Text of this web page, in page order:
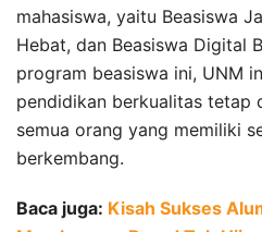
mahasiswa, yaitu Beasiswa
Hebat, dan Beasiswa Digital
program beasiswa ini, UNM
pendidikan berkualitas tetap
semua orang yang memiliki
berkembang.
Baca juga: Kisah Sukses